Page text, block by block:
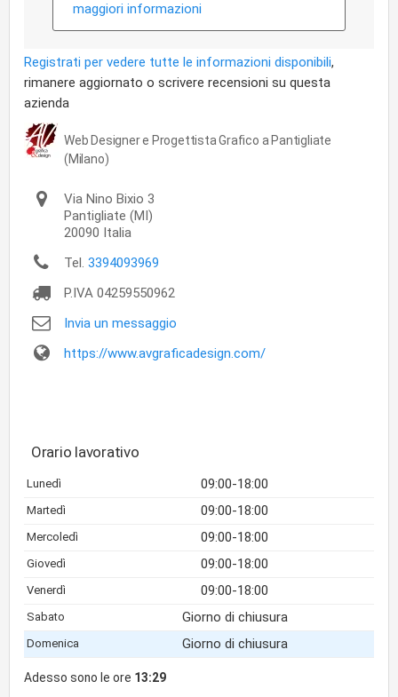
maggiori informazioni
Registrati per vedere tutte le informazioni disponibili,
rimanere aggiornato o scrivere recensioni su questa
azienda
Web Designer e Progettista Grafico a Pantigliate
(Milano)
Via Nino Bixio 3
Pantigliate (MI)
20090 Italia
Tel. 3394093969
P.IVA 04259550962
Invia un messaggio
https://www.avgraficadesign.com/
Orario lavorativo
Lunedì 09:00-18:00
Martedì 09:00-18:00
Mercoledì 09:00-18:00
Giovedì 09:00-18:00
Venerdì 09:00-18:00
Sabato Giorno di chiusura
Domenica Giorno di chiusura
Adesso sono le ore 13:29